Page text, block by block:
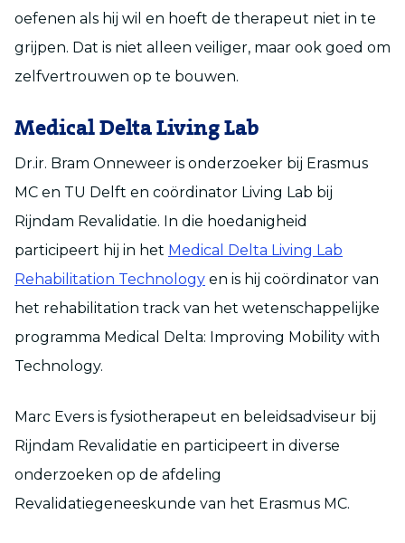
oefenen als hij wil en hoeft de therapeut niet in te
grijpen. Dat is niet alleen veiliger, maar ook goed om
zelfvertrouwen op te bouwen.
Medical Delta Living Lab
Dr.ir. Bram Onneweer is onderzoeker bij Erasmus
MC en TU Delft en coördinator Living Lab bij
Rijndam Revalidatie. In die hoedanigheid
participeert hij in het Medical Delta Living Lab
Rehabilitation Technology en is hij coördinator van
het rehabilitation track van het wetenschappelijke
programma Medical Delta: Improving Mobility with
Technology.
Marc Evers is fysiotherapeut en beleidsadviseur bij
Rijndam Revalidatie en participeert in diverse
onderzoeken op de afdeling
Revalidatiegeneeskunde van het Erasmus MC.